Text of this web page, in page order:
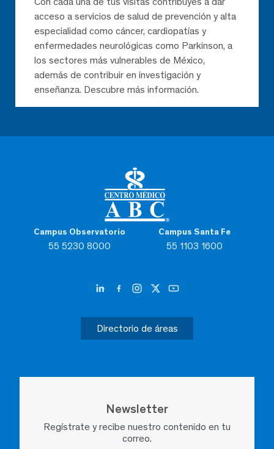
Campus Observatorio
55 5230 8000
Campus Santa Fe
55 1103 1600
Directorio de áreas
Newsletter
Regístrate y recibe nuestro contenido en tu
correo.
acceso a servicios de salud de prevención y alta
especialidad como cáncer, cardiopatías y
enfermedades neurológicas como Parkinson, a
los sectores más vulnerables de México,
además de contribuir en investigación y
enseñanza. Descubre más información.